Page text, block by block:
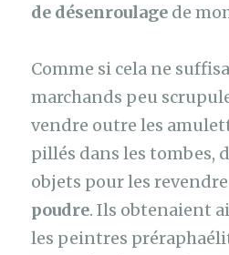
de désenroulage de
Comme si cela ne
marchands peu
vendre outre les
pillés dans les tombes,
objets pour les
poudre. Ils obtenaient
les peintres